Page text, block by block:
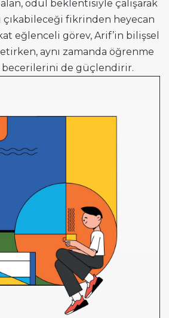
ödül beklentisiyle çalışarak
fikrinden heyecan
eğlenceli görev, Arif’in bilişsel
aynı zamanda öğrenme
becerilerini de güçlendirir.